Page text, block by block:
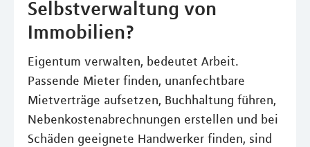
Selbstverwaltung von
Immobilien?
Eigentum verwalten, bedeutet Arbeit.
Passende Mieter finden, unanfechtbare
Mietverträge aufsetzen, Buchhaltung führen,
Nebenkostenabrechnungen erstellen und bei
Schäden geeignete Handwerker finden, sind